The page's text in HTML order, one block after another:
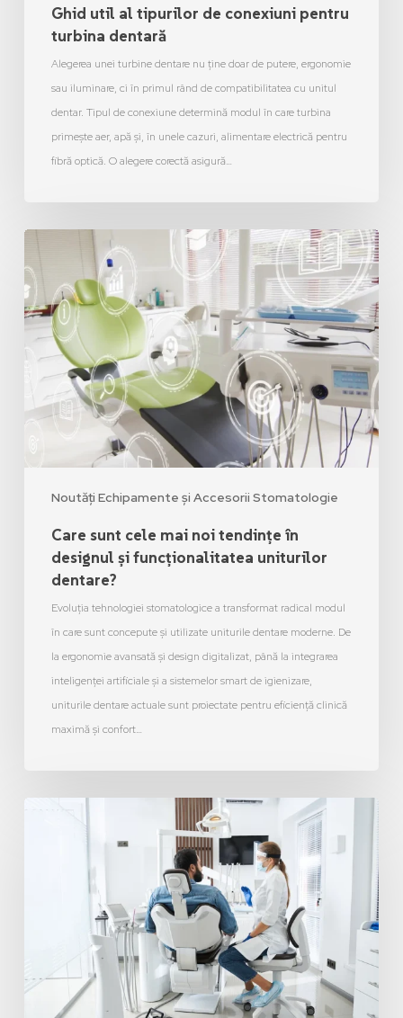
Ghid util al tipurilor de conexiuni pentru
turbina dentară
Alegerea unei turbine dentare nu ține doar de putere, ergonomie
sau iluminare, ci în primul rând de compatibilitatea cu unitul
dentar. Tipul de conexiune determină modul în care turbina
primește aer, apă și, în unele cazuri, alimentare electrică pentru
fibră optică. O alegere corectă asigură…
Noutăți Echipamente și Accesorii Stomatologie
Care sunt cele mai noi tendințe în
designul și funcționalitatea uniturilor
dentare?
Evoluția tehnologiei stomatologice a transformat radical modul
în care sunt concepute și utilizate uniturile dentare moderne. De
la ergonomie avansată și design digitalizat, până la integrarea
inteligenței artificiale și a sistemelor smart de igienizare,
uniturile dentare actuale sunt proiectate pentru eficiență clinică
maximă și confort…